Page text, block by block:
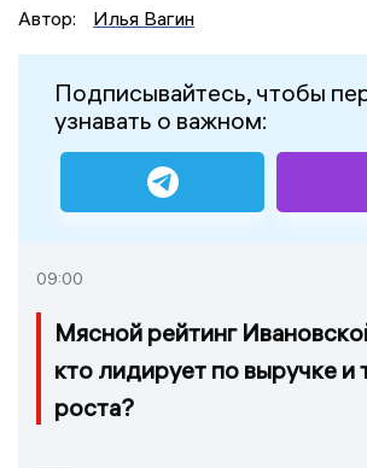
Автор:
Илья Вагин
Подписывайтесь, чтобы
узнавать о важном:
09:00
Мясной рейтинг
кто лидирует по выручке и
роста?